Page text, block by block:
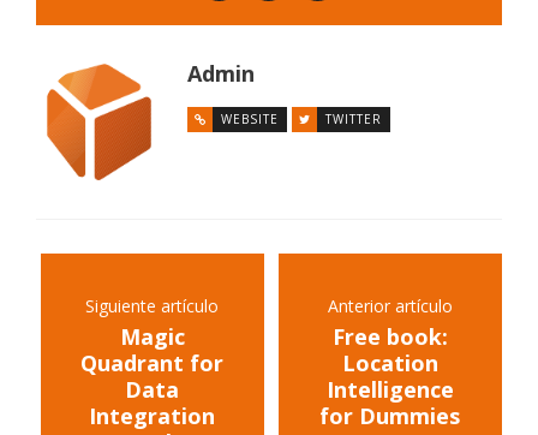
Admin
WEBSITE TWITTER
Siguiente artículo
Magic
Quadrant for
Data
Integration
Anterior artículo
Free book:
Location
Intelligence
for Dummies